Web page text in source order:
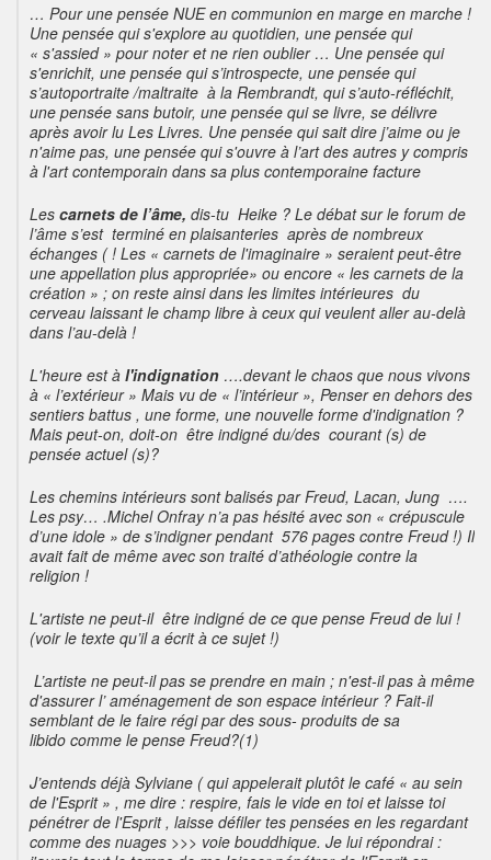
… Pour une pensée NUE en communion en marge en marche !
Une pensée qui s'explore au quotidien, une pensée qui
« s'assied » pour noter et ne rien oublier … Une pensée qui
s'enrichit, une pensée qui s’introspecte, une pensée qui
s’autoportraite /maltraite à la Rembrandt, qui s’auto-réfléchit,
une pensée sans butoir, une pensée qui se livre, se délivre
après avoir lu Les Livres. Une pensée qui sait dire j’aime ou je
n'aime pas, une pensée qui s'ouvre à l’art des autres y compris
à l'art contemporain dans sa plus contemporaine facture
Les carnets de l’âme, dis-tu Heike ? Le débat sur le forum de
l’âme s’est terminé en plaisanteries après de nombreux
échanges ( ! Les « carnets de l'imaginaire » seraient peut-être
une appellation plus appropriée» ou encore « les carnets de la
création » ; on reste ainsi dans les limites intérieures du
cerveau laissant le champ libre à ceux qui veulent aller au-delà
dans l’au-delà !
L'heure està l'indignation ….devant le chaos que nous vivons
à « l’extérieur » Mais vu de « l’intérieur », Penser en dehors des
sentiers battus , une forme, une nouvelle forme d'indignation ?
Mais peut-on, doit-on être indigné du/des courant (s) de
pensée actuel (s)?
Les chemins intérieurs sont balisés par Freud, Lacan, Jung ….
Les psy… .Michel Onfray n’a pas hésité avec son « crépuscule
d’une idole » de s’indigner pendant 576 pages contre Freud !) Il
avait fait de même avec son traité d’athéologie contre la
religion !
L'artiste ne peut-il être indigné de ce que pense Freud de lui !
(voir le texte qu’il a écrit à ce sujet !)
L’artiste ne peut-il pas se prendre en main ; n'est-il pas à même
d'assurer l’ aménagement de son espace intérieur ? Fait-il
semblant de le faire régi par des sous- produits de sa
libido comme le pense Freud?(1)
J’entends déjà Sylviane ( qui appelerait plutôt le café « au sein
de l'Esprit » , me dire : respire, fais le vide en toi et laisse toi
pénétrer de l'Esprit , laisse défiler tes pensées en les regardant
comme des nuages >>> voie bouddhique. Je lui répondrai :